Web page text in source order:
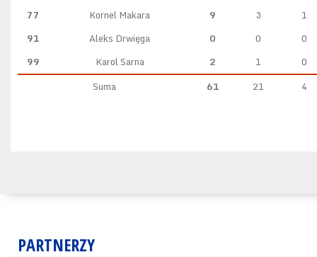
77
Kornel Makara 9 3
1
91
Aleks Drwięga 0 0
0
99
Karol Sarna 2 1
0
Suma
61 21 4
PARTNERZY